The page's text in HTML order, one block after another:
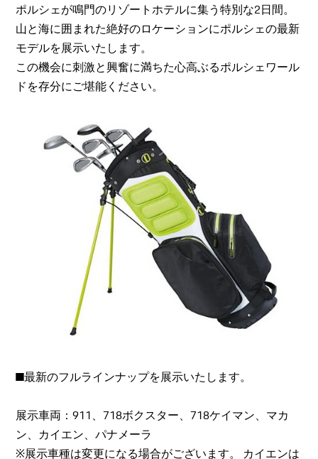
ポルシェが鳴門のリゾートホテルに集う特別な2日間。
山と海に囲まれた絶好のロケーションにポルシェの最新
モデルを展示いたします。
この機会に刺激と興奮に満ちた心高ぶるポルシェワール
ドを存分にご堪能ください。
■最新のフルラインナップを展示いたします。
展示車両：911、718ボクスター、718ケイマン、マカ
ン、カイエン、パナメーラ
※展示車種は変更になる場合がございます。 カイエンは